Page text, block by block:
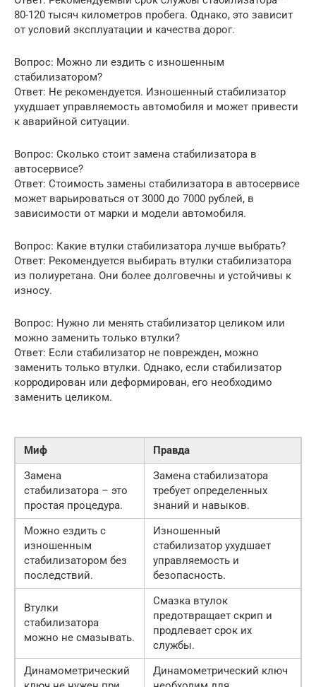
80-120 тысяч километров пробега. Однако, это зависит
от условий эксплуатации и качества дорог.
Вопрос: Можно ли ездить с изношенным
стабилизатором?
Ответ: Не рекомендуется. Изношенный стабилизатор
ухудшает управляемость автомобиля и может привести
к аварийной ситуации.
Вопрос: Сколько стоит замена стабилизатора в
автосервисе?
Ответ: Стоимость замены стабилизатора в автосервисе
может варьироваться от 3000 до 7000 рублей, в
зависимости от марки и модели автомобиля.
Вопрос: Какие втулки стабилизатора лучше выбрать?
Ответ: Рекомендуется выбирать втулки стабилизатора
из полиуретана. Они более долговечны и устойчивы к
износу.
Вопрос: Нужно ли менять стабилизатор целиком или
можно заменить только втулки?
Ответ: Если стабилизатор не поврежден, можно
заменить только втулки. Однако, если стабилизатор
корродирован или деформирован, его необходимо
заменить целиком.
Миф
Правда
Замена
стабилизатора – это
простая процедура.
Замена стабилизатора
требует определенных
знаний и навыков.
Можно ездить с
изношенным
стабилизатором без
последствий.
Изношенный
стабилизатор ухудшает
управляемость и
безопасность.
Втулки
стабилизатора
можно не смазывать.
Смазка втулок
предотвращает скрип и
продлевает срок их
службы.
Динамометрический
Динамометрический ключ